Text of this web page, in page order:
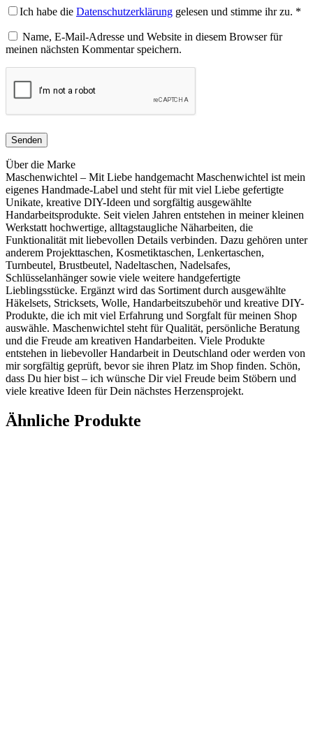
Ich habe die Datenschutzerklärung gelesen und stimme ihr zu. *
Name, E-Mail-Adresse und Website in diesem Browser für
meinen nächsten Kommentar speichern.
Über die Marke
Maschenwichtel – Mit Liebe handgemacht Maschenwichtel ist mein
eigenes Handmade-Label und steht für mit viel Liebe gefertigte
Unikate, kreative DIY-Ideen und sorgfältig ausgewählte
Handarbeitsprodukte. Seit vielen Jahren entstehen in meiner kleinen
Werkstatt hochwertige, alltagstaugliche Näharbeiten, die
Funktionalität mit liebevollen Details verbinden. Dazu gehören unter
anderem Projekttaschen, Kosmetiktaschen, Lenkertaschen,
Turnbeutel, Brustbeutel, Nadeltaschen, Nadelsafes,
Schlüsselanhänger sowie viele weitere handgefertigte
Lieblingsstücke. Ergänzt wird das Sortiment durch ausgewählte
Häkelsets, Stricksets, Wolle, Handarbeitszubehör und kreative DIY-
Produkte, die ich mit viel Erfahrung und Sorgfalt für meinen Shop
auswähle. Maschenwichtel steht für Qualität, persönliche Beratung
und die Freude am kreativen Handarbeiten. Viele Produkte
entstehen in liebevoller Handarbeit in Deutschland oder werden von
mir sorgfältig geprüft, bevor sie ihren Platz im Shop finden. Schön,
dass Du hier bist – ich wünsche Dir viel Freude beim Stöbern und
viele kreative Ideen für Dein nächstes Herzensprojekt.
Ähnliche Produkte